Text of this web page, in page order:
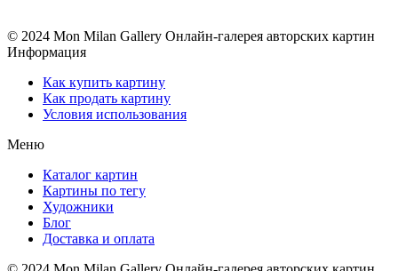
© 2024 Mon Milan Gallery Онлайн-галерея авторских картин
Информация
Как купить картину
Как продать картину
Условия использования
Меню
Каталог картин
Картины по тегу
Художники
Блог
Доставка и оплата